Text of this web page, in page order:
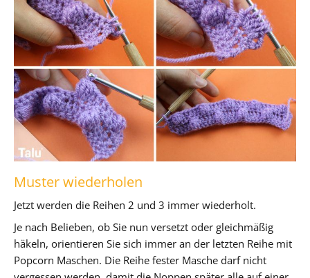
Muster wiederholen
Jetzt werden die Reihen 2 und 3 immer wiederholt.
Je nach Belieben, ob Sie nun versetzt oder gleichmäßig
häkeln, orientieren Sie sich immer an der letzten Reihe mit
Popcorn Maschen. Die Reihe fester Masche darf nicht